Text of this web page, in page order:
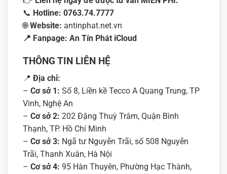
📞 Hotline: 0763.74.7777
🌐Website: antinphat.net.vn
📍 Fanpage: An Tín Phát iCloud
THÔNG TIN LIÊN HỆ
📍 Địa chỉ:
– Cơ sở 1: Số 8, Liền kề Tecco A Quang Trung, TP
Vinh, Nghệ An
– Cơ sở 2: 202 Đặng Thuỳ Trâm, Quận Bình
Thạnh, TP. Hồ Chí Minh
– Cơ sở 3: Ngã tư Nguyễn Trãi, số 508 Nguyễn
Trãi, Thanh Xuân, Hà Nội
– Cơ sở 4: 95 Hàn Thuyên, Phường Hạc Thành,